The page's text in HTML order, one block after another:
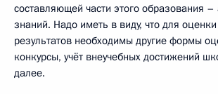
составляющей части этого образования
знаний. Надо иметь в виду, что для
результатов необходимы другие формы
конкурсы, учёт внеучебных достижений
далее.